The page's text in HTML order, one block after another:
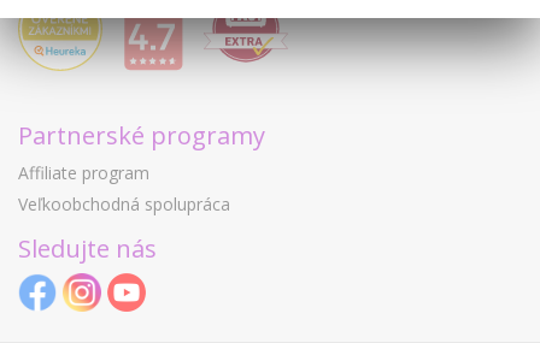
Partnerské programy
Affiliate program
Veľkoobchodná spolupráca
Sledujte nás